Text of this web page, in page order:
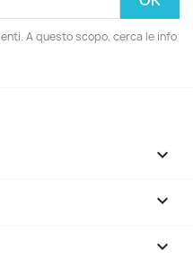
A questo scopo, cerca le info


keyboard_arrow_down